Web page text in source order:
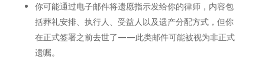
你可能通过电子邮件将遗愿指示发给你的律师，内容包
括葬礼安排、执行人、受益人以及遗产分配方式，但你
在正式签署之前去世了——此类邮件可能被视为非正式
遗嘱。